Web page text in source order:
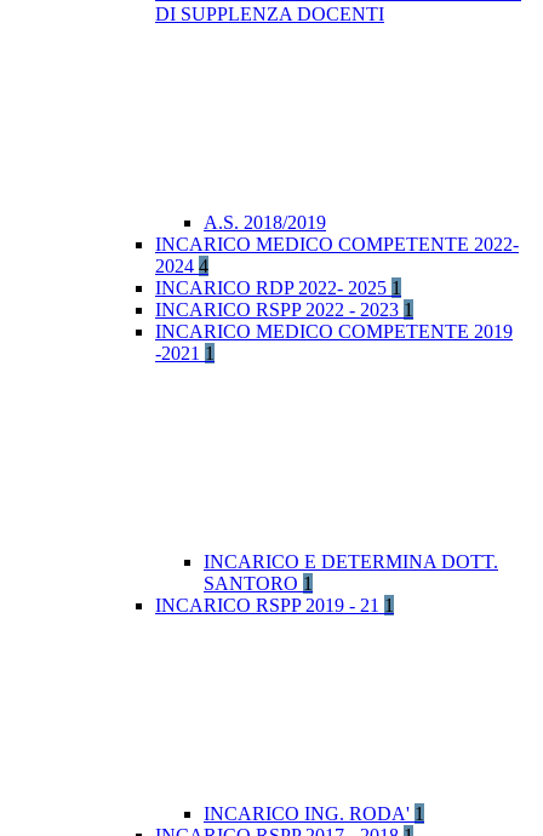
DI SUPPLENZA DOCENTI
A.S. 2018/2019
INCARICO MEDICO COMPETENTE 2022-
2024 4
INCARICO RDP 2022- 2025 1
INCARICO RSPP 2022 - 2023 1
INCARICO MEDICO COMPETENTE 2019
-2021 1
INCARICO E DETERMINA DOTT.
SANTORO 1
INCARICO RSPP 2019 - 21 1
INCARICO ING. RODA' 1